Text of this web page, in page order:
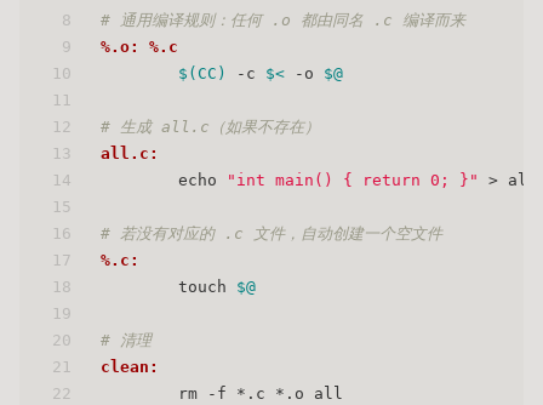
8
9
10
11
12
13
14
15
16
17
18
19
20
21
22
# 通用编译规则：任何 .o 都由同名 .c 编译而来
%.o: %.c
$(CC)
-c $< -o $@
# 生成 all.c（如果不存在）
all.c:
	echo
"int main() { return 0; }" >
# 若没有对应的 .c 文件，自动创建一个空文件
%.c:
	touch
$@
# 清理
clean:
	rm -f *.c *.o all